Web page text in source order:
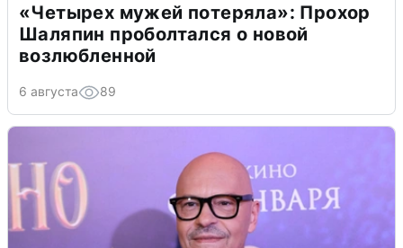
«Четырех мужей потеряла»: Прохор
Шаляпин проболтался о новой
возлюбленной
6 августа 89